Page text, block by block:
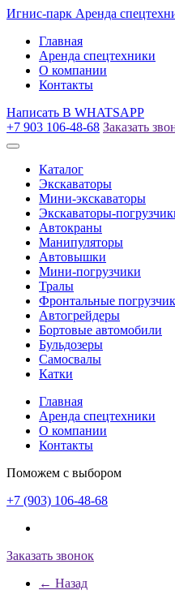
Игнис-парк Аренда
Главная
Аренда спецтехники
О компании
Контакты
Написать В WHATSAPP
+7 903 106-48-68 Заказать
Каталог
Экскаваторы
Мини-экскаваторы
Экскаваторы-
Автокраны
Манипуляторы
Автовышки
Мини-погрузчики
Тралы
Фронтальные
Автогрейдеры
Бортовые автомобили
Бульдозеры
Самосвалы
Катки
Главная
Аренда спецтехники
О компании
Контакты
Поможем с выбором
+7 (903) 106-48-68
Заказать звонок
← Назад